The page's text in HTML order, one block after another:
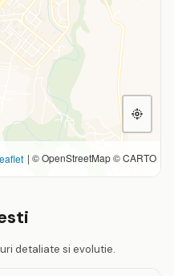
| © OpenStreetMap © CARTO
detaliate si evolutie.